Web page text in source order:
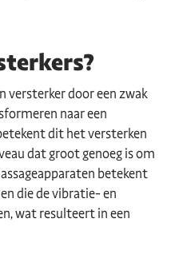
versterker door een zwak
naar een
dit het versterken
dat groot genoeg is om
betekent
die de vibratie- en
wat resulteert in een